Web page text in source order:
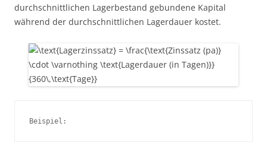
durchschnittlichen Lagerbestand gebundene Kapital
während der durchschnittlichen Lagerdauer kostet.